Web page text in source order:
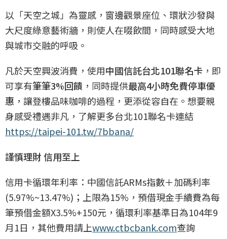
以「天空之城」為靈感，窗邊觀景座位、環狀沙發與
大尺度綠意藝術牆，則使人在啜飲間，同時感受大地
與城市交融的呼吸。
凡於天空興波消費，使用中國信託台北101聯名卡 ，即
可享有筆筆3%回饋 ，同時提供最高4小時免費停車優
惠 ，讓登樓品味咖啡的過程，更添從容自在。想要親
身感受禮遇非凡，了解更多台北101聯名卡連結
https://taipei-101.tw/7bbana/
謹慎理財 信用至上
信用卡循環年利率：中國信託ARMs指數＋加碼利率
(5.97%~13.47%)；上限為15%，預借現金手續費為每
筆預借金額X3.5%+150元，循環利率基準日為104年9
月1日，其他費用請上www.ctbcbank.com查詢